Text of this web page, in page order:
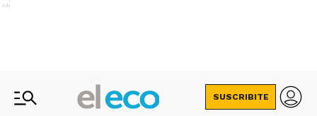
Ads
SUSCRIBITE